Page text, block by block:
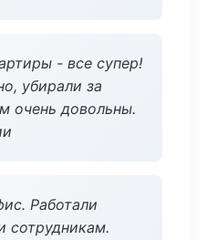
- все супер!
убирали за
очень довольны.
Работали
сотрудникам.